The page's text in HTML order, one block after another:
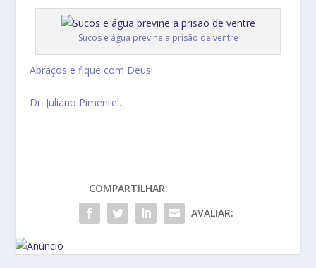
Sucos e água previne a prisão de ventre
Abraços e fique com Deus!
Dr. Juliano Pimentel.
COMPARTILHAR:
AVALIAR: